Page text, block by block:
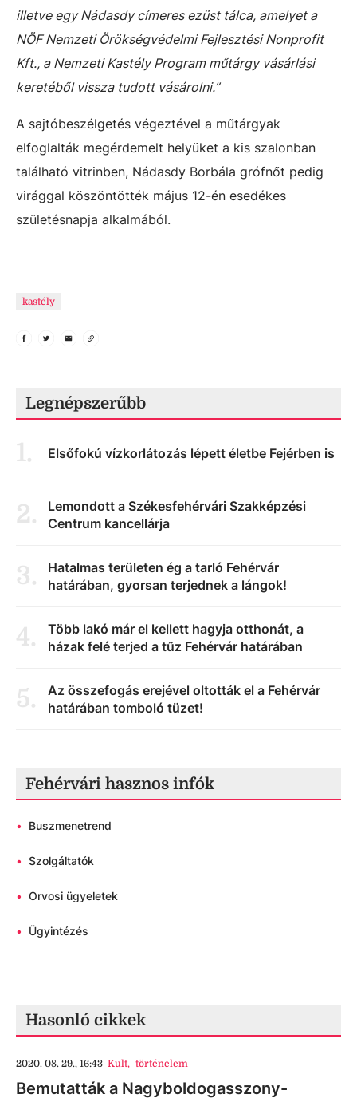
illetve egy Nádasdy címeres ezüst tálca, amelyet a
NÖF Nemzeti Örökségvédelmi Fejlesztési Nonprofit
Kft., a Nemzeti Kastély Program műtárgy vásárlási
keretéből vissza tudott vásárolni.”
A sajtóbeszélgetés végeztével a műtárgyak
elfoglalták megérdemelt helyüket a kis szalonban
található vitrinben, Nádasdy Borbála grófnőt pedig
virággal köszöntötték május 12-én esedékes
születésnapja alkalmából.
kastély
Legnépszerűbb
1. Elsőfokú vízkorlátozás lépett életbe Fejérben is
2.
Lemondott a Székesfehérvári Szakképzési
Centrum kancellárja
3.
Hatalmas területen ég a tarló Fehérvár
határában, gyorsan terjednek a lángok!
4.
Több lakó már el kellett hagyja otthonát, a
házak felé terjed a tűz Fehérvár határában
5.
Az összefogás erejével oltották el a Fehérvár
határában tomboló tüzet!
Fehérvári hasznos infók
• Buszmenetrend
• Szolgáltatók
• Orvosi ügyeletek
• Ügyintézés
Hasonló cikkek
2020. 08. 29., 16:43 Kult, történelem
Bemutatták a Nagyboldogasszony-